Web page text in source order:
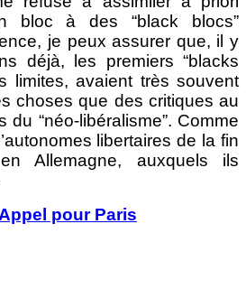
bloc à des “black blocs”
je peux assurer que, il y
déjà, les premiers “blacks
limites, avaient très souvent
choses que des critiques au
du “néo-libéralisme”. Comme
libertaires de la fin
Allemagne, auxquels ils
pour Paris